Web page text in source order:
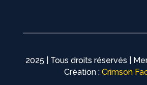
2025 | Tous droits réservés |
Création : Crimson